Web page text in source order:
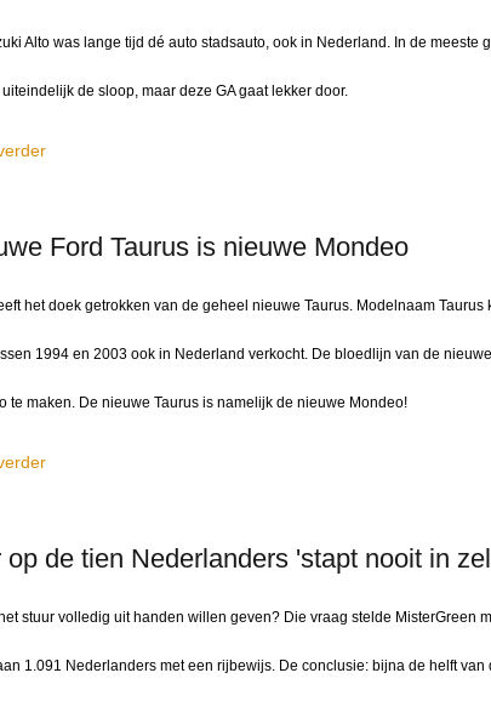
Alto was lange tijd dé auto stadsauto, ook in Nederland. In de meeste
de sloop, maar deze GA gaat lekker door.
Ford Taurus is nieuwe Mondeo
het doek getrokken van de geheel nieuwe Taurus. Modelnaam
1994 en 2003 ook in Nederland verkocht. De bloedlijn van de
te maken. De nieuwe Taurus is namelijk de nieuwe Mondeo!
op de tien Nederlanders 'stapt nooit in
stuur volledig uit handen willen geven? Die vraag stelde MisterGreen
1.091 Nederlanders met een rijbewijs. De conclusie: bijna de helft